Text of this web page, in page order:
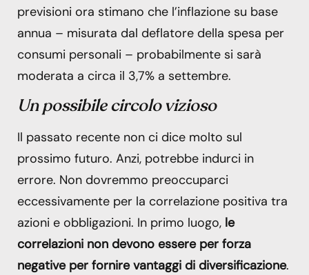
previsioni ora stimano che l’inflazione su base
annua – misurata dal deflatore della spesa per
consumi personali – probabilmente si sarà
moderata a circa il 3,7% a settembre.
Un possibile circolo vizioso
Il passato recente non ci dice molto sul
prossimo futuro. Anzi, potrebbe indurci in
errore. Non dovremmo preoccuparci
eccessivamente per la correlazione positiva tra
azioni e obbligazioni. In primo luogo, le
correlazioni non devono essere per forza
negative per fornire vantaggi di diversificazione.